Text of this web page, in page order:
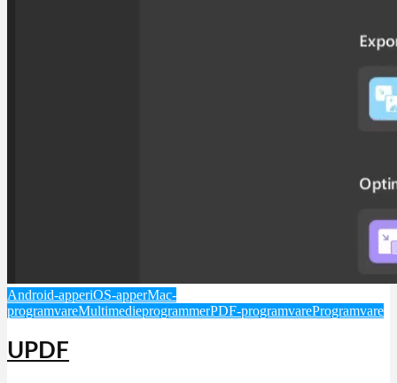
Android-apperiOS-apperMac-
programvareMultimedieprogrammerPDF-programvareProgramvare
UPDF